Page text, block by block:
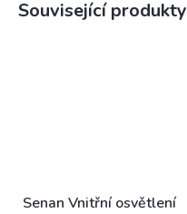
Související produkty
Senan Vnitřní osvětlení